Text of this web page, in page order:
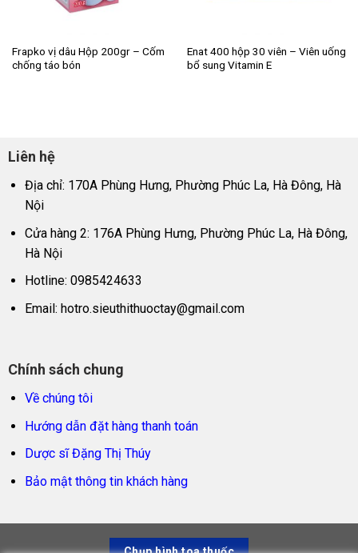
Frapko vị dâu Hộp 200gr – Cốm
chống táo bón
Enat 400 hộp 30 viên – Viên uống
bổ sung Vitamin E
Liên hệ
Địa chỉ: 170A Phùng Hưng, Phường Phúc La, Hà Đông, Hà
Nội
Cửa hàng 2: 176A Phùng Hưng, Phường Phúc La, Hà Đông,
Hà Nội
Hotline: 0985424633
Email: hotro.sieuthithuoctay@gmail.com
Chính sách chung
Về chúng tôi
Hướng dẫn đặt hàng thanh toán
Dược sĩ Đặng Thị Thúy
Bảo mật thông tin khách hàng